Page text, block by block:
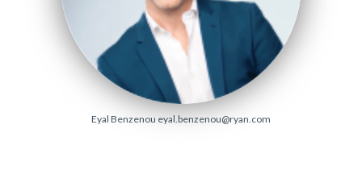
Eyal Benzenou eyal.benzenou@ryan.com